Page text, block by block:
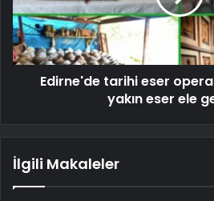
Edirne'de tarihi eser
yakın eser ele
İlgili Makaleler